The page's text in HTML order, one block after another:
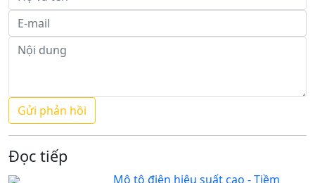
Đọc tiếp
Mô tô điện hiệu suất cao - Tiềm